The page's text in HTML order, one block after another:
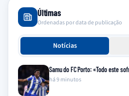
Últimas
Ordenadas por data de publicação
Notícias
Samu do FC Porto: «Todo este
há 9 minutos